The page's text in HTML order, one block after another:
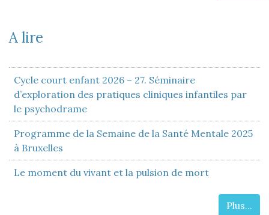
A lire
Cycle court enfant 2026 – 27. Séminaire
d’exploration des pratiques cliniques infantiles par
le psychodrame
Programme de la Semaine de la Santé Mentale 2025
à Bruxelles
Le moment du vivant et la pulsion de mort
Plus...